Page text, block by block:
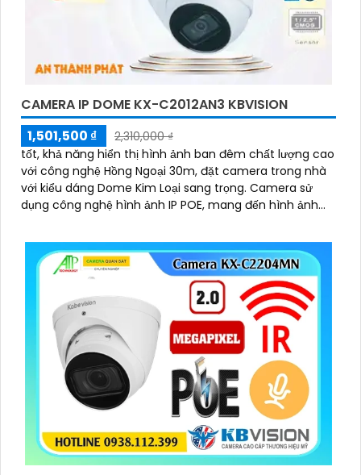
CAMERA IP DOME KX-C2012AN3 KBVISION
1,501,500 ₫
2,310,000 ₫
tốt, khả năng hiển thị hình ảnh ban đêm chất lượng cao
với công nghệ Hồng Ngoại 30m, đặt camera trong nhà
với kiểu dáng Dome Kim Loại sang trọng. Camera sử
dụng công nghệ hình ảnh IP POE, mang đến hình ảnh